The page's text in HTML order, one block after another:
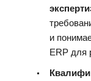
и
ERP для